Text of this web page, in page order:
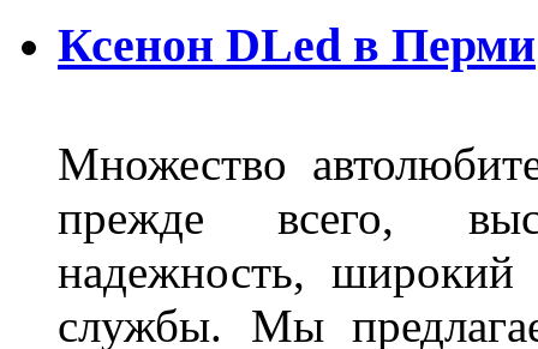
Ксенон DLed в Перми
Множество
прежде всего,
надежность, широкий
службы. Мы